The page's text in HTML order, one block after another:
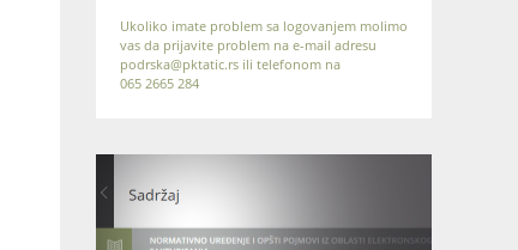
Ukoliko imate problem sa logovanjem molimo
vas da prijavite problem na e-mail adresu
podrska@pktatic.rs ili telefonom na
065 2665 284